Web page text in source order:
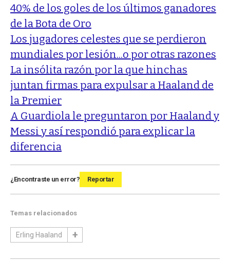
40% de los goles de los últimos ganadores
de la Bota de Oro
Los jugadores celestes que se perdieron
mundiales por lesión...o por otras razones
La insólita razón por la que hinchas
juntan firmas para expulsar a Haaland de
la Premier
A Guardiola le preguntaron por Haaland y
Messi y así respondió para explicar la
diferencia
¿Encontraste un error? Reportar
Temas relacionados
Erling Haaland